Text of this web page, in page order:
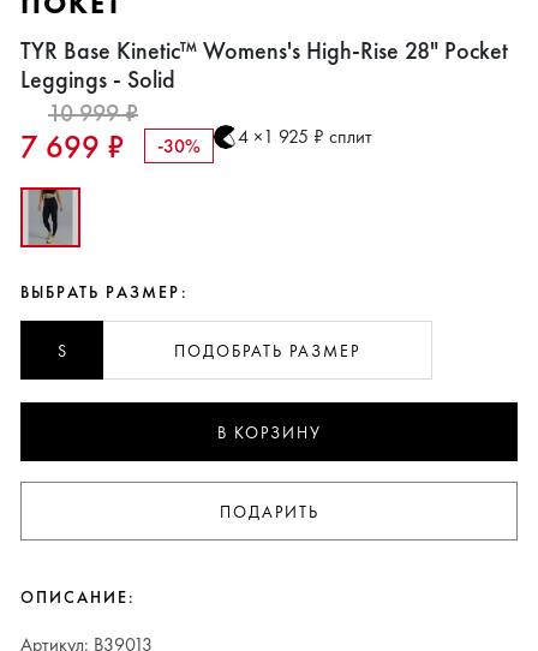
TYR Base Kinetic™ Womens's High-Rise 28" Pocket
Leggings - Solid
10 999 ₽
7 699 ₽ -30% 4 ×1 925 ₽ сплит
ВЫБРАТЬ РАЗМЕР:
S ПОДОБРАТЬ РАЗМЕР
В КОРЗИНУ
ПОДАРИТЬ
ОПИСАНИЕ:
Артикул: B39013